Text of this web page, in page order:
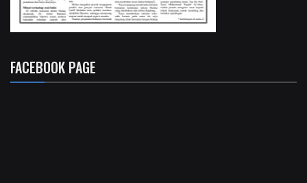
FACEBOOK PAGE